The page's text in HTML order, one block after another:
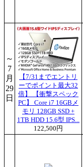
～
7
月
29
日
【7/31までエントリ
ーでポイント最大32
倍】 【衝撃スペック
PC】 Core i7 16GBメ
モリ 128GB SSD +
1TB HDD 15.6型 IPS...
122,500円